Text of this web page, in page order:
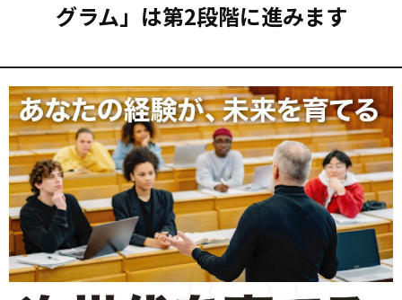
グラム」は第2段階に進みます